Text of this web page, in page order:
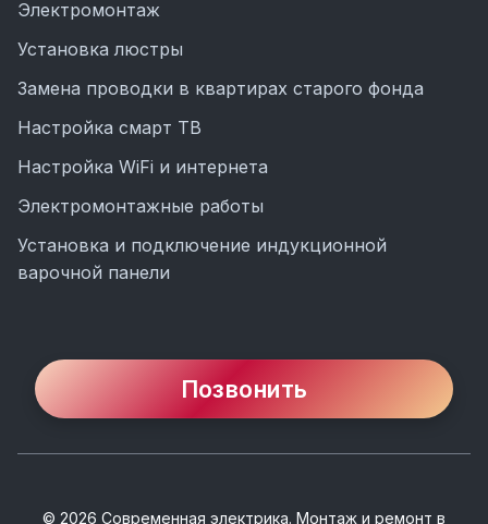
Электромонтаж
Установка люстры
Замена проводки в квартирах старого фонда
Настройка смарт ТВ
Настройка WiFi и интернета
Электромонтажные работы
Установка и подключение индукционной
варочной панели
Позвонить
© 2026 Современная электрика. Монтаж и ремонт в